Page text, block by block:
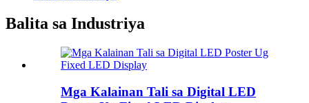
Balita sa Industriya
Mga Kalainan Tali sa Digital LED